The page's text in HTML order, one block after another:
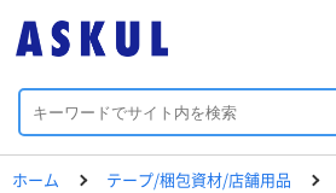
ホーム テープ/梱包資材/店舗用品